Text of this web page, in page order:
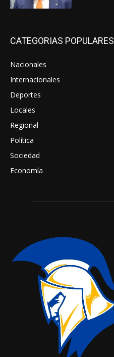
CATEGORIAS POPULARES
Nacionales
Internacionales
Deportes
Locales
Regional
Política
Sociedad
Economía